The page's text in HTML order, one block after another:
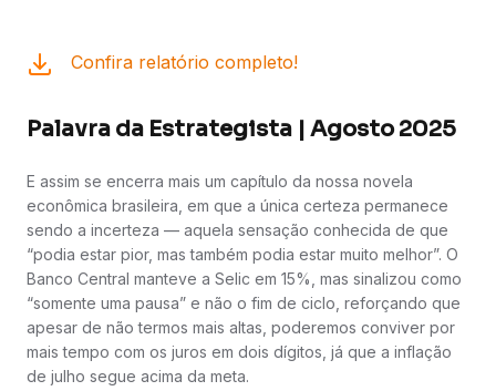
Confira relatório completo!
Palavra da Estrategista | Agosto 2025
E assim se encerra mais um capítulo da nossa novela
econômica brasileira, em que a única certeza permanece
sendo a incerteza — aquela sensação conhecida de que
“podia estar pior, mas também podia estar muito melhor”. O
Banco Central manteve a Selic em 15%, mas sinalizou como
“somente uma pausa” e não o fim de ciclo, reforçando que
apesar de não termos mais altas, poderemos conviver por
mais tempo com os juros em dois dígitos, já que a inflação
de julho segue acima da meta.